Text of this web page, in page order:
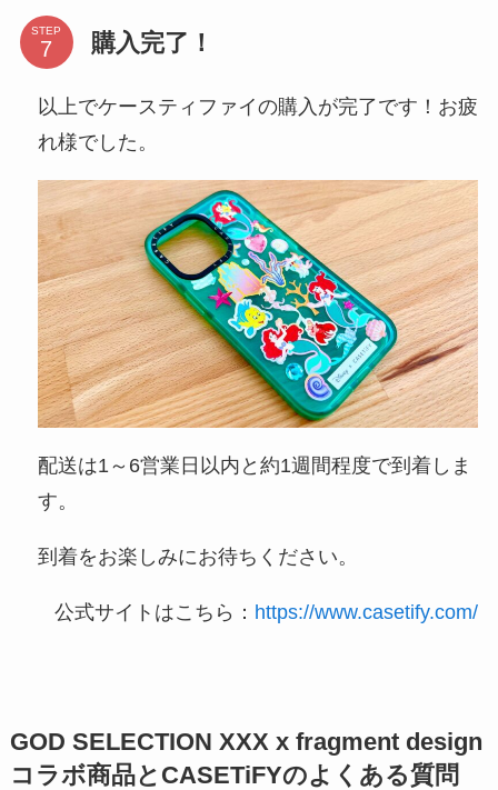
STEP 購入完了！
以上でケースティファイの購入が完了です！お疲
れ様でした。
配送は1～6営業日以内と約1週間程度で到着しま
す。
到着をお楽しみにお待ちください。
公式サイトはこちら： https://www.casetify.com/
GOD SELECTION XXX x fragment design
コラボ商品とCASETiFYのよくある質問